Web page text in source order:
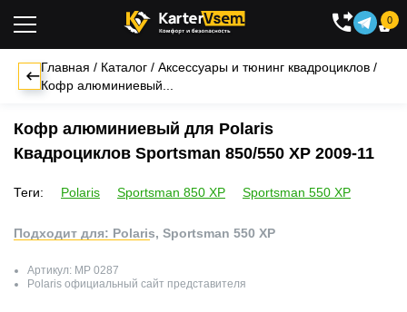

0
Главная / Каталог / Аксессуары и тюнинг квадроциклов /
Кофр алюминиевый...
Кофр алюминиевый для Polaris
Квадроциклов Sportsman 850/550 XP 2009-11
Теги: Polaris Sportsman 850 XP Sportsman 550 XP
Подходит для: Polaris, Sportsman 550 XP
Артикул: MP 0287
Polaris официальный сайт представителя